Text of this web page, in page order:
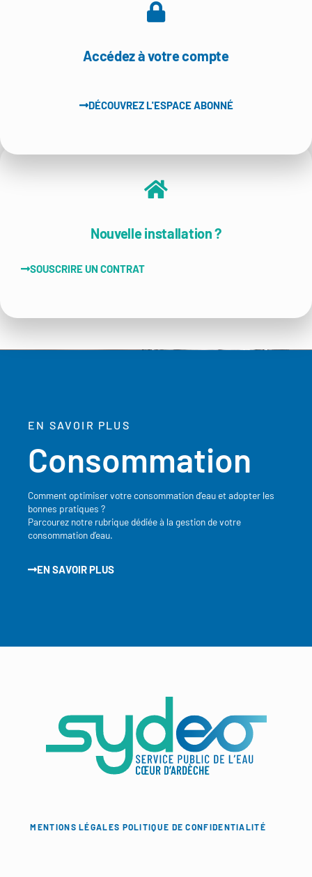
Accédez à votre compte
DÉCOUVREZ L'ESPACE ABONNÉ
Nouvelle installation ?
SOUSCRIRE UN CONTRAT
EN SAVOIR PLUS
Consommation
Comment optimiser votre consommation d’eau et adopter les
bonnes pratiques ?
Parcourez notre rubrique dédiée à la gestion de votre
consommation d’eau.
EN SAVOIR PLUS
MENTIONS LÉGALES POLITIQUE DE CONFIDENTIALITÉ